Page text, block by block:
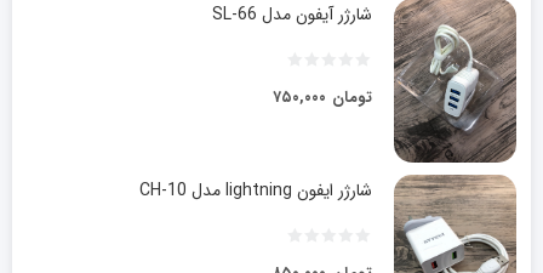
شارژر آیفون مدل SL-66
۷۵۰,۰۰۰ تومان
شارژر ایفون lightning مدل CH-10